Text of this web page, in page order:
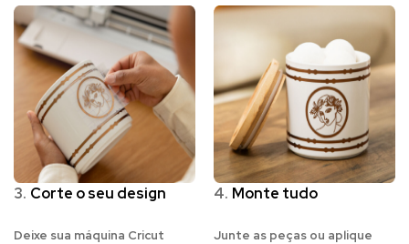
3. Corte o seu design
Deixe sua máquina Cricut
4. Monte tudo
Junte as peças ou aplique